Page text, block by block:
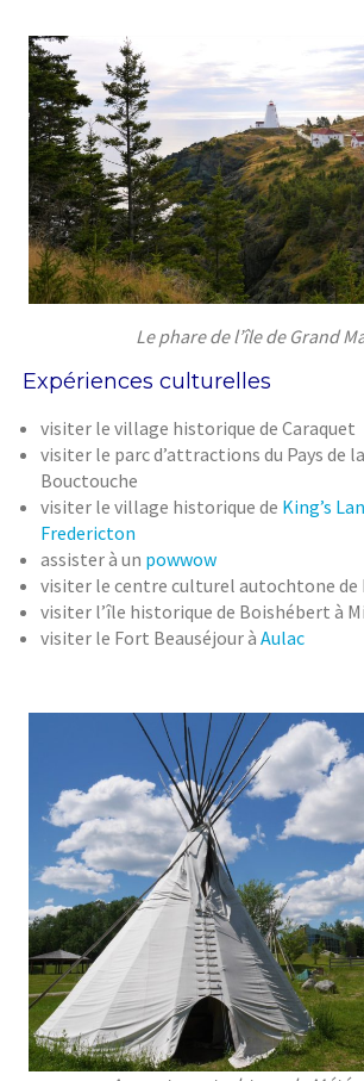
Le phare de l’île de Grand
Expériences culturelles
visiter le village historique de Caraquet
visiter le parc d’attractions du Pays de
Bouctouche
visiter le village historique de King’s
Fredericton
assister à un powwow
visiter le centre culturel autochtone de
visiter l’île historique de Boishébert à
visiter le Fort Beauséjour àAulac